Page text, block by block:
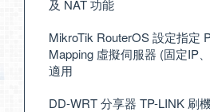
及 NAT 功能
MikroTik RouterOS 設定指定
Mapping 虛擬伺服器 (固定IP
適用
DD-WRT 分享器 TP-LINK 刷